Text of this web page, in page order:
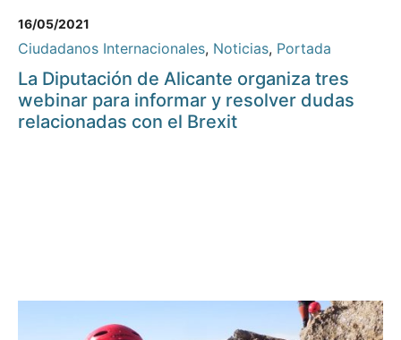
16/05/2021
Ciudadanos Internacionales, Noticias, Portada
La Diputación de Alicante organiza tres
webinar para informar y resolver dudas
relacionadas con el Brexit